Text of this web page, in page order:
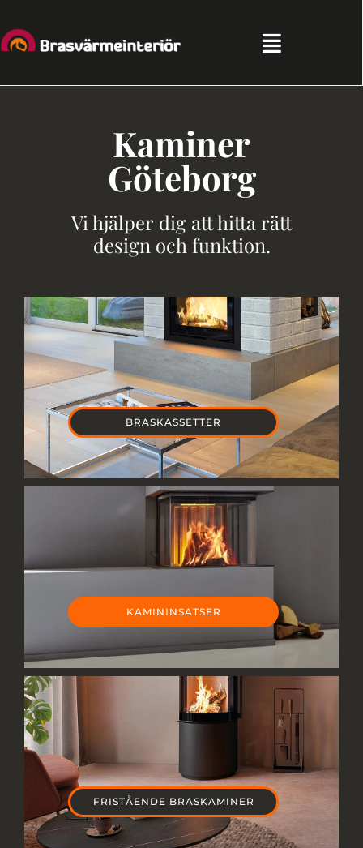
innehållet
Toggle
Navigation
Kampanjer
Tips & Råd
Om Oss
Kaminer
Göteborg
Vi hjälper dig att hitta rätt
design och funktion.
BRASKASSETTER
KAMININSATSER
FRISTÅENDE BRASKAMINER